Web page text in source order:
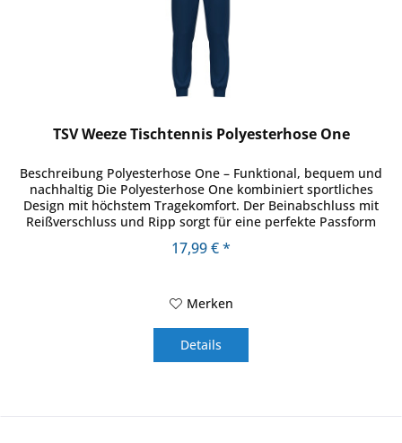
TSV Weeze Tischtennis Polyesterhose One
Beschreibung Polyesterhose One – Funktional, bequem und
nachhaltig Die Polyesterhose One kombiniert sportliches
Design mit höchstem Tragekomfort. Der Beinabschluss mit
Reißverschluss und Ripp sorgt für eine perfekte Passform
17,99 € *
Merken
Details